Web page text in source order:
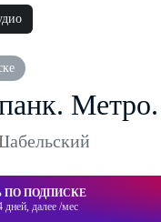
ПОДПИСКЕ
дней, далее /мес